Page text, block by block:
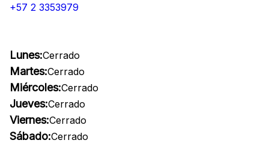
+57 2 3353979
Lunes:Cerrado
Martes:Cerrado
Miércoles:Cerrado
Jueves:Cerrado
Viernes:Cerrado
Sábado:Cerrado